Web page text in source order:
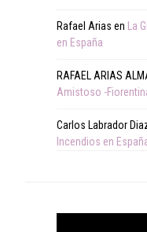
Rafael Arias en
La
en España
RAFAEL ARIAS
Amistoso -
Carlos Labrador
Incendios en